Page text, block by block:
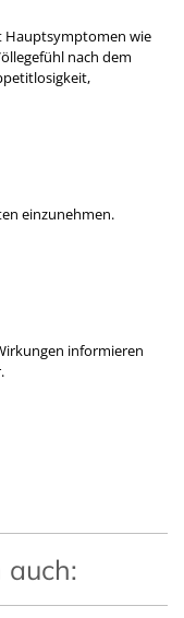
Hauptsymptomen wie
nach dem
einzunehmen.
informieren